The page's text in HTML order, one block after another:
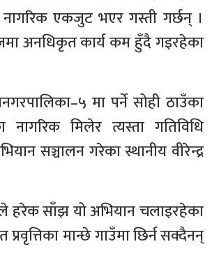
एकजुट भएर गस्ती गर्छन् ।
अनधिकृत कार्य कम हुँदै गइरहेका
मा पर्ने सोही ठाउँका
मिलेर त्यस्ता गतिविधि
सञ्चालन गरेका स्थानीय वीरेन्द्र
हरेक साँझ यो अभियान चलाइरहेका
मान्छे गाउँमा छिर्न सक्दैनन्